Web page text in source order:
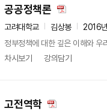
공공정책론
고려대학교 김상봉
2016
정부정책에 대한 깊은 이해와 우
차시보기
강의담기
고전역학